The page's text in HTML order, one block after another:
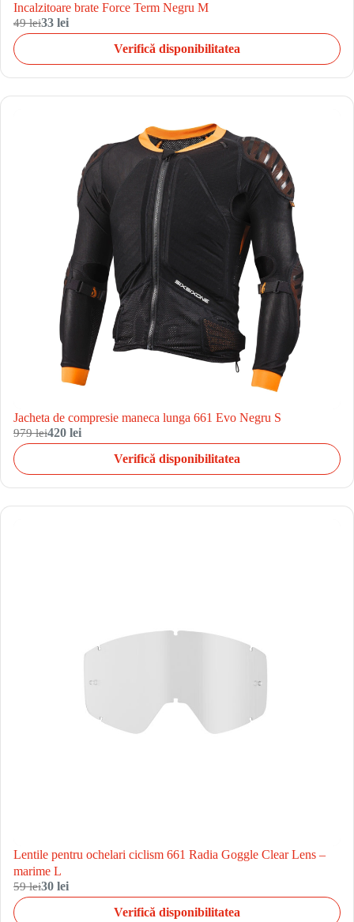
Incalzitoare brate Force Term Negru M
49 lei33 lei
Verifică disponibilitatea
Jacheta de compresie maneca lunga 661 Evo Negru S
979 lei420 lei
Verifică disponibilitatea
Lentile pentru ochelari ciclism 661 Radia Goggle Clear Lens –
marime L
59 lei30 lei
Verifică disponibilitatea